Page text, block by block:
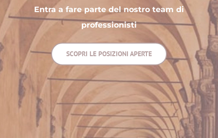
Entra a fare parte del nostro team di
professionisti
SCOPRI LE POSIZIONI APERTE